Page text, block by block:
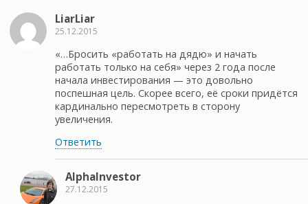
LiarLiar
25.12.2015
«…Бросить «работать на дядю» и начать
работать только на себя» через 2 года после
начала инвестирования — это довольно
поспешная цель. Скорее всего, её сроки придётся
кардинально пересмотреть в сторону
увеличения.
Ответить
AlphaInvestor
27.12.2015